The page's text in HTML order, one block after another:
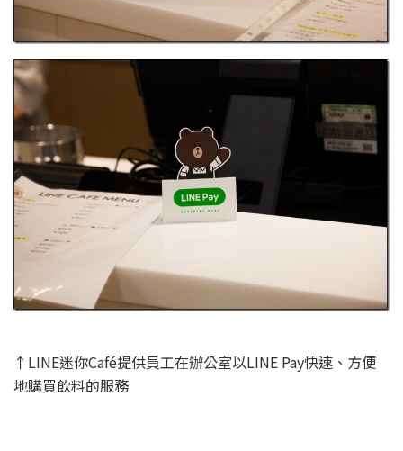
↑LINE迷你Café提供員工在辦公室以LINE Pay快速、方便
地購買飲料的服務